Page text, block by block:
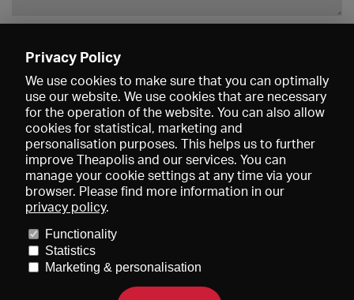
Données médiatiques
Conditions générales de vente
Contact
Aide Newsletter
Privacy Policy
We use cookies to make sure that you can optimally
use our website. We use cookies that are necessary
for the operation of the website. You can also allow
cookies for statistical, marketing and
personalisation purposes. This helps us to further
improve Theapolis and our services. You can
manage your cookie settings at any time via your
browser. Please find more information in our
privacy policy.
Functionality
Statistics
Marketing & personalisation